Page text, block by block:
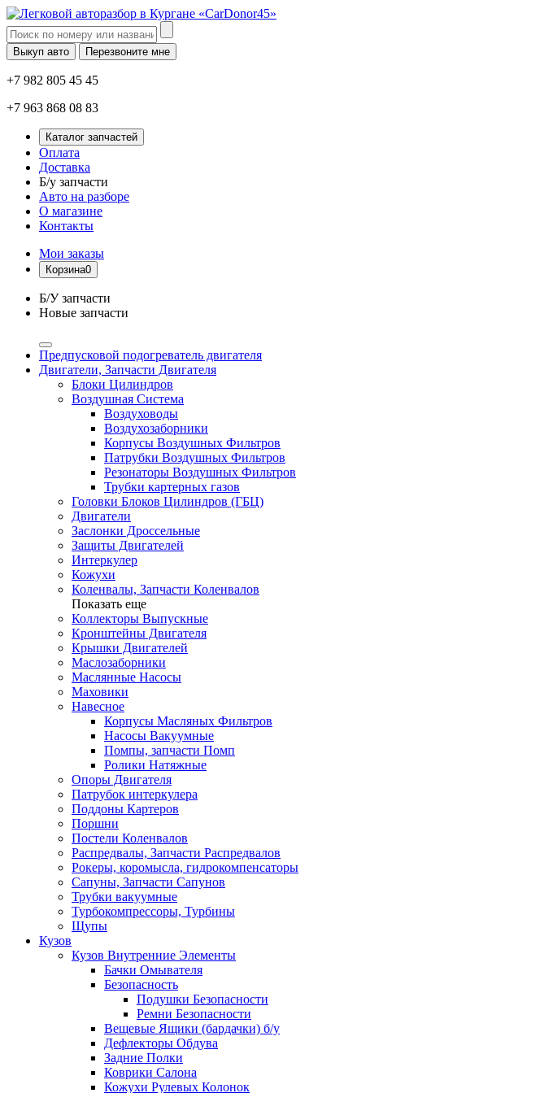
Выкуп авто Перезвоните мне
+7 982 805 45 45
+7 963 868 08 83
Каталог запчастей
Оплата
Доставка
Б/у запчасти
Авто на разборе
О магазине
Контакты
Мои заказы
Корзина0
Б/У запчасти
Новые запчасти
Предпусковой подогреватель двигателя
Двигатели, Запчасти Двигателя
Блоки Цилиндров
Воздушная Система
Воздуховоды
Воздухозаборники
Корпусы Воздушных Фильтров
Патрубки Воздушных Фильтров
Резонаторы Воздушных Фильтров
Трубки картерных газов
Головки Блоков Цилиндров (ГБЦ)
Двигатели
Заслонки Дроссельные
Защиты Двигателей
Интеркулер
Кожухи
Коленвалы, Запчасти Коленвалов
Показать еще
Коллекторы Выпускные
Кронштейны Двигателя
Крышки Двигателей
Маслозаборники
Маслянные Насосы
Маховики
Навесное
Корпусы Масляных Фильтров
Насосы Вакуумные
Помпы, запчасти Помп
Ролики Натяжные
Опоры Двигателя
Патрубок интеркулера
Поддоны Картеров
Поршни
Постели Коленвалов
Распредвалы, Запчасти Распредвалов
Рокеры, коромысла, гидрокомпенсаторы
Сапуны, Запчасти Сапунов
Трубки вакуумные
Турбокомпрессоры, Турбины
Щупы
Кузов
Кузов Внутренние Элементы
Бачки Омывателя
Безопасность
Подушки Безопасности
Ремни Безопасности
Вещевые Ящики (бардачки) б/у
Дефлекторы Обдува
Задние Полки
Коврики Салона
Кожухи Рулевых Колонок